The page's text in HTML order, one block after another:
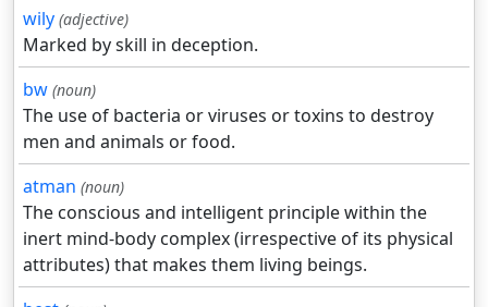
wily (adjective)
Marked by skill in deception.
bw (noun)
The use of bacteria or viruses or toxins to destroy
men and animals or food.
atman (noun)
The conscious and intelligent principle within the
inert mind-body complex (irrespective of its physical
attributes) that makes them living beings.